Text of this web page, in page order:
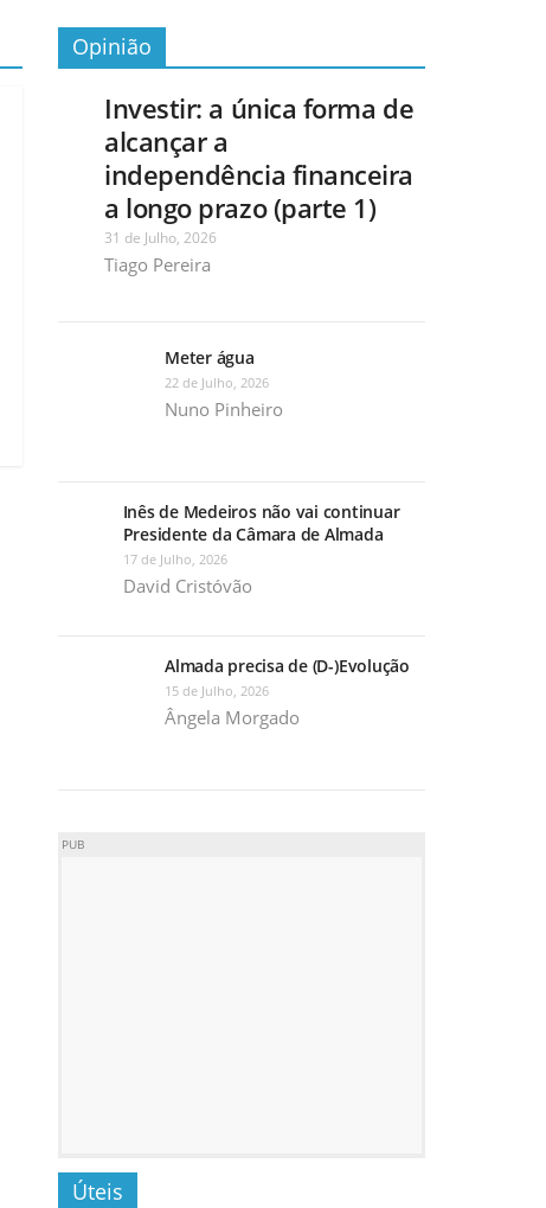
Opinião
Investir: a única forma de
alcançar a
independência financeira
a longo prazo (parte 1)
31 de Julho, 2026
Tiago Pereira
Meter água
22 de Julho, 2026
Nuno Pinheiro
Inês de Medeiros não vai continuar
Presidente da Câmara de Almada
17 de Julho, 2026
David Cristóvão
Almada precisa de (D-)Evolução
15 de Julho, 2026
Ângela Morgado
PUB
Úteis